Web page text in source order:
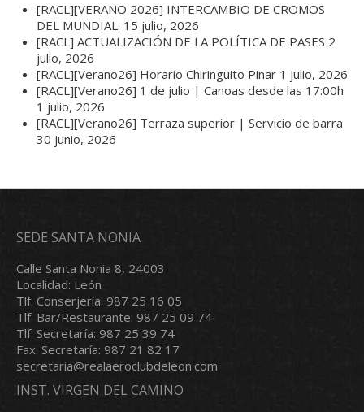
[RACL][VERANO 2026] INTERCAMBIO DE CROMOS
DEL MUNDIAL. 15 julio, 2026
[RACL] ACTUALIZACIÓN DE LA POLÍTICA DE PASES 2
julio, 2026
[RACL][Verano26] Horario Chiringuito Pinar 1 julio, 2026
[RACL][Verano26] 1 de julio | Canoas desde las 17:00h
1 julio, 2026
[RACL][Verano26] Terraza superior | Servicio de barra
30 junio, 2026
SEDE SANTA NONIA
Calle Santa Nonia 8, 24003
Localidad: León
Tlf. Conserjería: 987 25 16 05
Tlf. Bar/Restaurante: 987 25 09 74
Tlf. Secretaría: 987 25 39 74
Fax. Secretaría: 987 21 82 17
secretaria@realaeroclubdeleon.com
INST. VIRGEN DEL CAMINO